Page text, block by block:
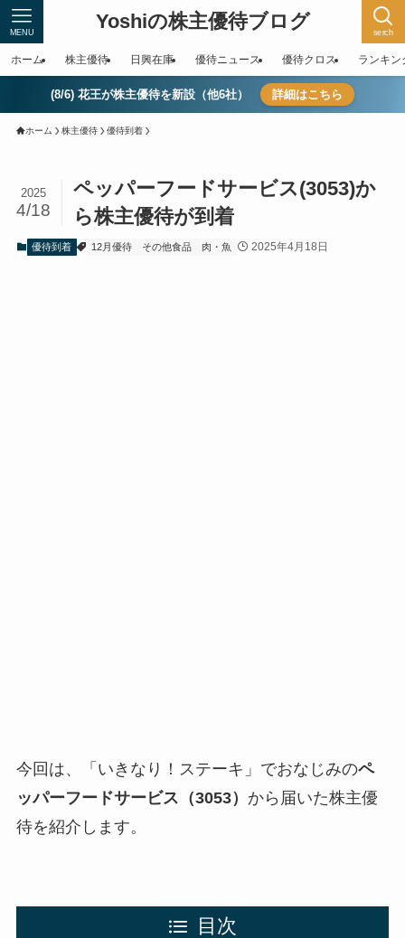
Yoshiの株主優待ブログ serch
MENU
ホーム 株主優待 日興在庫 優待ニュース 優待クロス ランキン
(8/6) 花王が株主優待を新設（他6社） 詳細はこちら
ホーム 株主優待 優待到着
ペッパーフードサービス(3053)か
ら株主優待が到着
2025
4/18
優待到着 12月優待 その他食品 肉・魚 2025年4月18日
今回は、「いきなり！ステーキ」でおなじみのペ
ッパーフードサービス（3053） から届いた株主優
待を紹介します。
目次